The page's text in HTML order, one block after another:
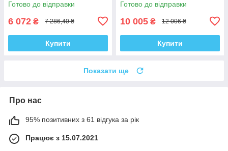
Готово до відправки
6 072 ₴ 7 286,40 ₴
Купити
Готово до відправки
10 005 ₴ 12 006 ₴
Купити
Показати ще
Про нас
95% позитивних з 61 відгука за рік
Працює з 15.07.2021